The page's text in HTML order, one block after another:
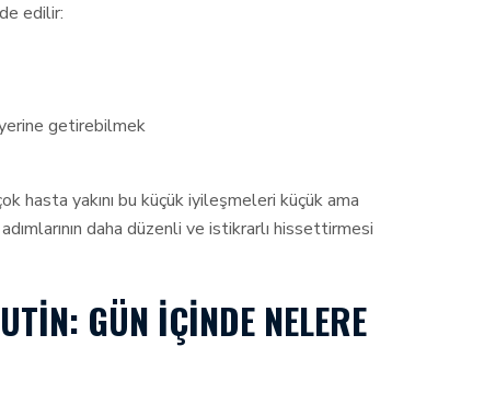
edilir:
getirebilmek
hasta yakını bu küçük iyileşmeleri küçük ama
daha düzenli ve istikrarlı hissettirmesi
GÜN İÇINDE NELERE